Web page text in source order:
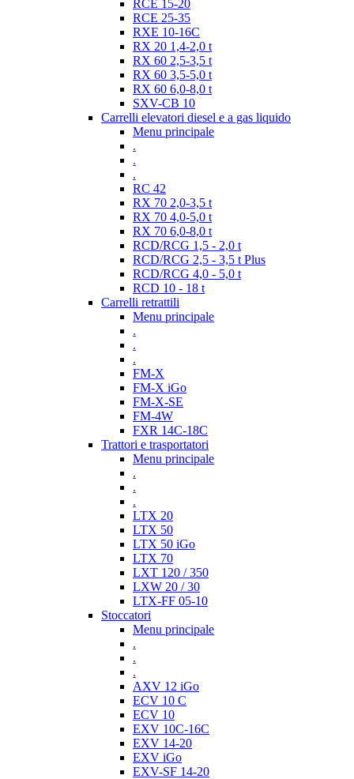
RCE 15-20
RCE 25-35
RXE 10-16C
RX 20 1,4-2,0 t
RX 60 2,5-3,5 t
RX 60 3,5-5,0 t
RX 60 6,0-8,0 t
SXV-CB 10
Carrelli elevatori diesel e a gas liquido
Menu principale
.
.
.
RC 42
RX 70 2,0-3,5 t
RX 70 4,0-5,0 t
RX 70 6,0-8,0 t
RCD/RCG 1,5 - 2,0 t
RCD/RCG 2,5 - 3,5 t Plus
RCD/RCG 4,0 - 5,0 t
RCD 10 - 18 t
Carrelli retrattili
Menu principale
.
.
.
FM-X
FM-X iGo
FM-X-SE
FM-4W
FXR 14C-18C
Trattori e trasportatori
Menu principale
.
.
.
LTX 20
LTX 50
LTX 50 iGo
LTX 70
LXT 120 / 350
LXW 20 / 30
LTX-FF 05-10
Stoccatori
Menu principale
.
.
.
AXV 12 iGo
ECV 10 C
ECV 10
EXV 10C-16C
EXV 14-20
EXV iGo
EXV-SF 14-20